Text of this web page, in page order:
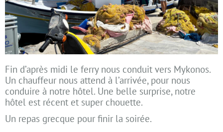
Fin d’après midi le ferry nous conduit vers Mykonos.
Un chauffeur nous attend à l’arrivée, pour nous
conduire à notre hôtel. Une belle surprise, notre
hôtel est récent et super chouette.
Un repas grecque pour finir la soirée.